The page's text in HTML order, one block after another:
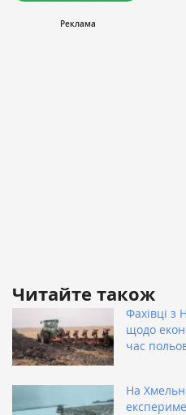
Читайте також
Фахівці з
щодо
час
На